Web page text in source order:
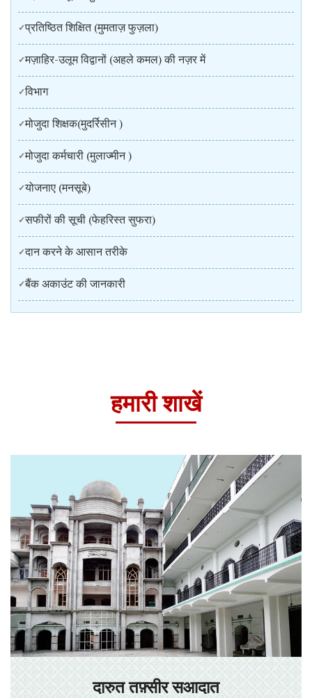
प्रतिष्ठित शिक्षित (मुमताज़ फुज़ला)
मज़ाहिर-उलूम विद्वानों (अहले कमल) की नज़र में
विभाग
मोजुदा शिक्षक(मुदर्रिसीन )
मोजुदा कर्मचारी (मुलाज्मीन )
योजनाए (मनसूबे)
सफीरों की सूची (फेहरिस्त सुफरा)
दान करने के आसान तरीके
बैंक अकाउंट की जानकारी
हमारी शाखें
दारुत तफ़्सीर सआदात